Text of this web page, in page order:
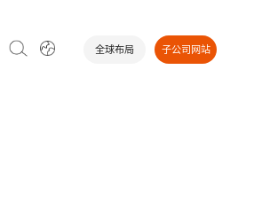
全球布局 子公司网站